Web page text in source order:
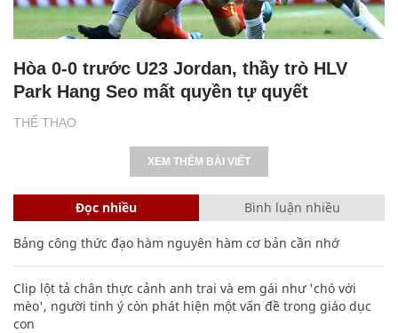
THỂ THAO
Hòa 0-0 trước U23 Jordan, thầy trò HLV
Park Hang Seo mất quyền tự quyết
XEM THÊM BÀI VIẾT
Đọc nhiều Bình luận nhiều
Bảng công thức đạo hàm nguyên hàm cơ bản cần nhớ
Clip lột tả chân thực cảnh anh trai và em gái như 'chó với
mèo', người tinh ý còn phát hiện một vấn đề trong giáo dục
con